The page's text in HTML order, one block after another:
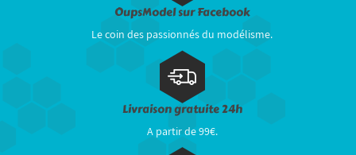
OupsModel sur Facebook
Le coin des passionnés du modélisme.
Livraison gratuite 24h
A partir de 99€.